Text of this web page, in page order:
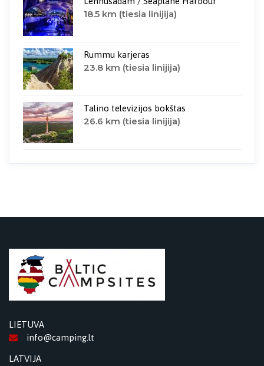
18.5 km (tiesia linijija)
Rummu karjeras
23.8 km (tiesia linijija)
Talino televizijos bokštas
26.6 km (tiesia linijija)
LIETUVA
info@camping.lt
LATVIJA